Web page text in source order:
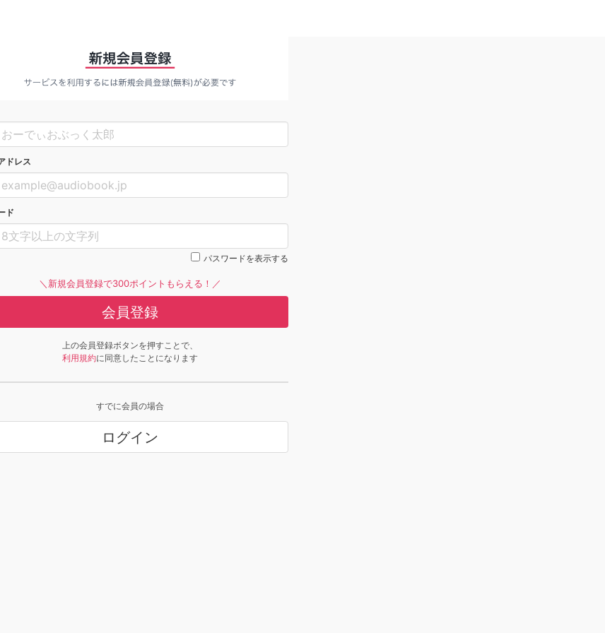
ドレス
ド
パスワードを表示する
＼新規会員登録で300ポイントもらえる！／
会員登録
上の会員登録ボタンを押すことで、
利用規約に同意したことになります
すでに会員の場合
ログイン